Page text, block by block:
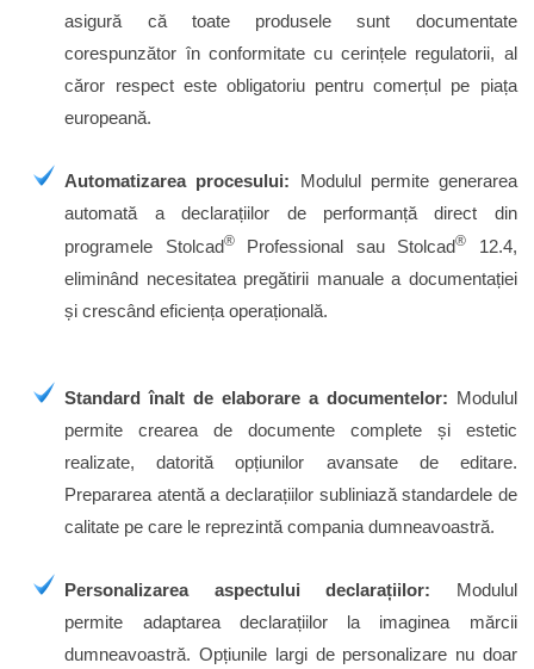
asigură că toate produsele sunt documentate
corespunzător în conformitate cu cerințele regulatorii, al
căror respect este obligatoriu pentru comerțul pe piața
europeană.
Automatizarea procesului: Modulul permite generarea
automată a declarațiilor de performanță direct din
programele Stolcad®Professional sau Stolcad®
12.4,
eliminând necesitatea pregătirii manuale a documentației
și crescând eficiența operațională.
Standard înalt de elaborare a documentelor: Modulul
permite crearea de documente complete și estetic
realizate, datorită opțiunilor avansate de editare.
Prepararea atentă a declarațiilor subliniază standardele de
calitate pe care le reprezintă compania dumneavoastră.
Personalizarea aspectului declarațiilor: Modulul
permite adaptarea declarațiilor la imaginea mărcii
dumneavoastră. Opțiunile largi de personalizare nu doar